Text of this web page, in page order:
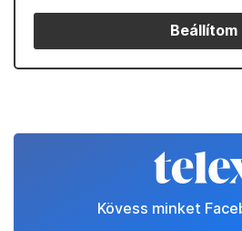
Beállítom
Kövess minket